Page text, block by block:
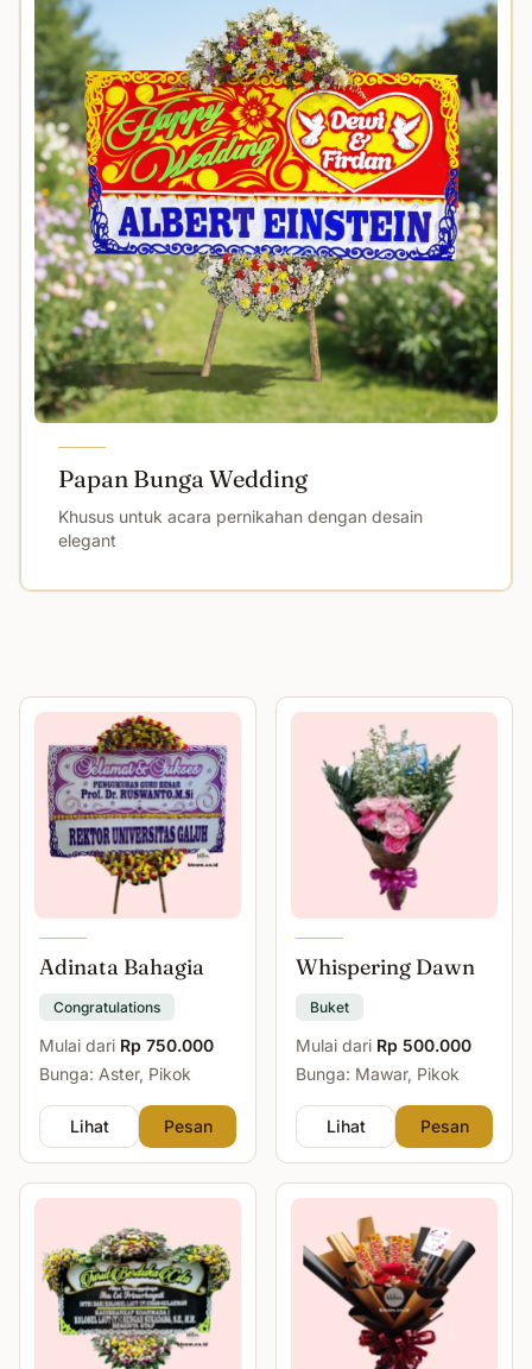
Papan Bunga Wedding
Khusus untuk acara pernikahan dengan desain
elegant
Adinata Bahagia
Congratulations
Mulai dari Rp 750.000
Bunga: Aster, Pikok
Lihat Pesan
Whispering Dawn
Buket
Mulai dari Rp 500.000
Bunga: Mawar, Pikok
Lihat Pesan